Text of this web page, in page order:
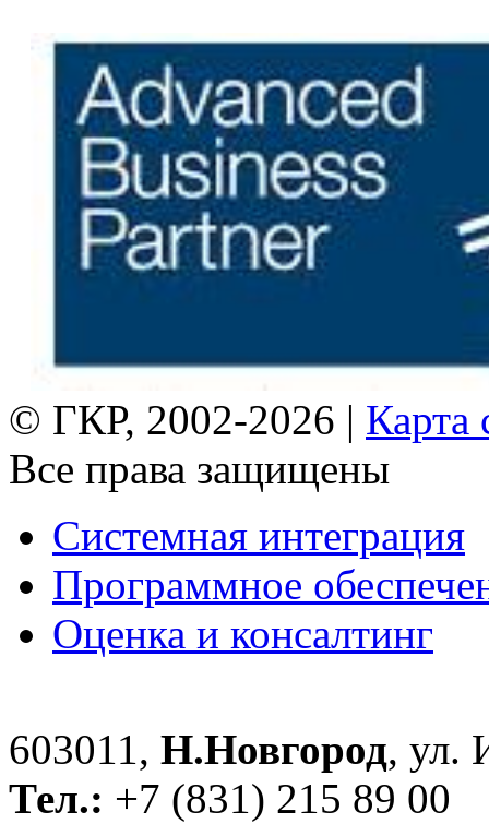
© ГКР, 2002-2026 | Карта
Все права защищены
Системная интеграция
Программное
Оценка и консалтинг
603011, Н.Новгород, ул.
Тел.: +7 (831) 215 89 00